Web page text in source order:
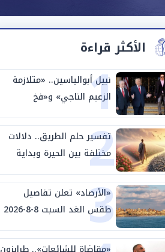
الأكثر قراءة
1
نبيل أبوالياسين.. «متلازمة
الزعيم الناجي» و«فخ
الشرعية المزدوجة» وترامب
ينأى بنفسه وحليفه في
«ميتم استراتيجي»
2
تفسير حلم الطريق.. دلالات
مختلفة بين الحيرة وبداية
مرحلة جديدة
3
«الأرصاد» تعلن تفاصيل
طقس الغد السبت 8-8-2026
والظواهر الجوية